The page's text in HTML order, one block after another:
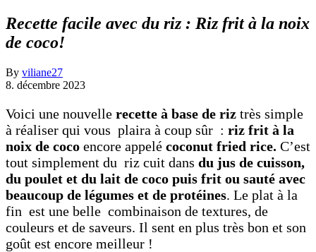
Recette facile avec du riz : Riz frit à la noix
de coco!
By viliane27
8. décembre 2023
Voici une nouvelle recette à base de riz très simple
à réaliser qui vous plaira à coup sûr : riz frit à la
noix de coco encore appelé coconut fried rice. C’est
tout simplement du riz cuit dans du jus de cuisson,
du poulet et du lait de coco puis frit ou sauté avec
beaucoup de légumes et de protéines. Le plat à la
fin est une belle combinaison de textures, de
couleurs et de saveurs. Il sent en plus très bon et son
goût est encore meilleur !